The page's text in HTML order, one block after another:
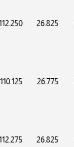
26.825
26.775
26.825